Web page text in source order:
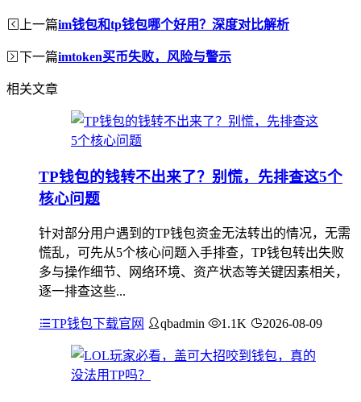
上一篇im钱包和tp钱包哪个好用？深度对比解析
下一篇imtoken买币失败，风险与警示
相关文章
TP钱包的钱转不出来了？别慌，先排查这5个
核心问题
针对部分用户遇到的TP钱包资金无法转出的情况，无需
慌乱，可先从5个核心问题入手排查，TP钱包转出失败
多与操作细节、网络环境、资产状态等关键因素相关，
逐一排查这些...
TP钱包下载官网 qbadmin 1.1K 2026-08-09